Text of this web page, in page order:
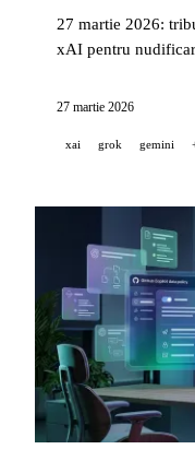
27 martie 2026:
xAI pentru
limbi, pluginuri
nr.1 ASR, Suno
27 martie 2026
xai grok gemini